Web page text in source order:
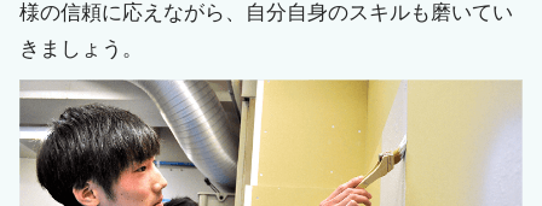
様の信頼に応えながら、自分自身のスキルも磨いてい
きましょう。